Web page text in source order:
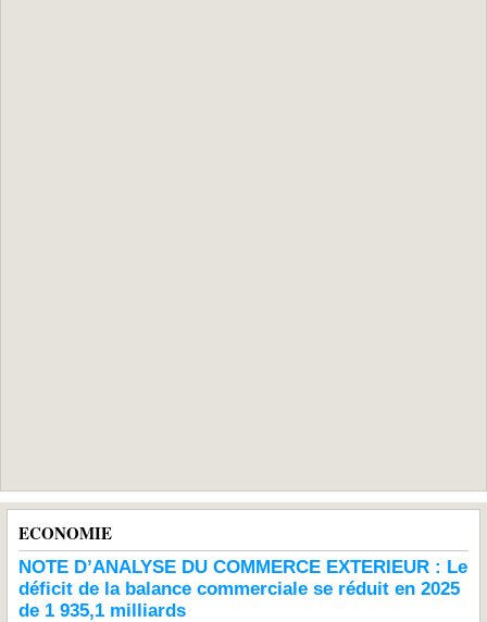
ECONOMIE
NOTE D’ANALYSE DU COMMERCE EXTERIEUR : Le
déficit de la balance commerciale se réduit en 2025
de 1 935,1 milliards